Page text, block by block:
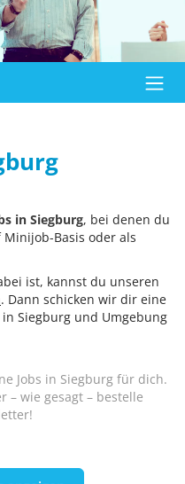
in Siegburg, bei denen du
Basis oder als
ist, kannst du unseren
. Dann schicken wir dir eine
Siegburg und Umgebung
Jobs in Siegburg für dich.
– wie gesagt – bestelle